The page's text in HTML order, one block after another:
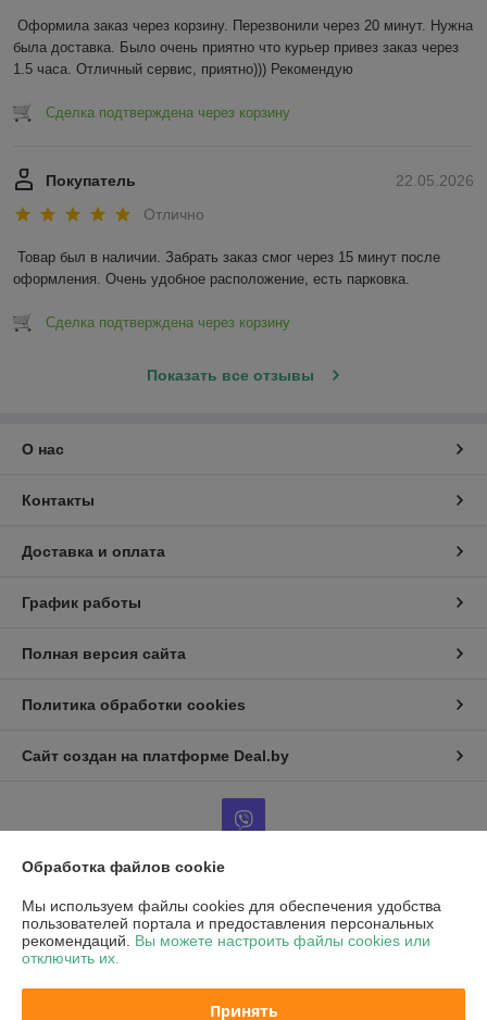
Оформила заказ через корзину. Перезвонили через 20 минут. Нужна
была доставка. Было очень приятно что курьер привез заказ через
1.5 часа. Отличный сервис, приятно))) Рекомендую
Сделка подтверждена через корзину
22.05.2026
Покупатель
Отлично
Товар был в наличии. Забрать заказ смог через 15 минут после
оформления. Очень удобное расположение, есть парковка.
Сделка подтверждена через корзину
Показать все отзывы
О нас
Контакты
Доставка и оплата
График работы
Полная версия сайта
Политика обработки cookies
Сайт создан на платформе Deal.by
Информация для покупателя
Юридическое лицо:Частное унитарное предприятие «Воркаут Мед»
РБ, 220030, г. Минск, ул. Октябрьская, д.5, оф.109
Регистрационный номер ЕГР: 193667564
Обработка файлов cookie
Мы используем файлы cookies для обеспечения удобства
пользователей портала и предоставления персональных
рекомендаций. Вы можете настроить файлы cookies или
отключить их.
Принять